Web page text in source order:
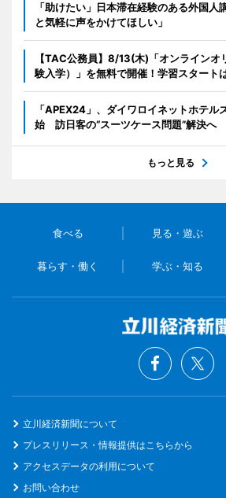
「助けたい」日本滞在経験のある外国
と気軽に声をかけてほしい」
【TAC公務員】8/13(木)「オンラインオ
験入学）」を無料で開催！学習スタート
「APEX24」、ダイワロイネットホテル
始 訪日客の“スーツケース問題”解決へ
もっと見る
食べる 見る・遊ぶ
暮らす・働く 学ぶ・知る
立川経済新聞について
プレスリリース・情報提供はこちらから
アクセスデータの利用について
お問い合わせ